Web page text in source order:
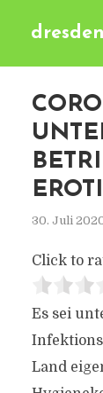
30. Juli
Click to
Es sei
Land